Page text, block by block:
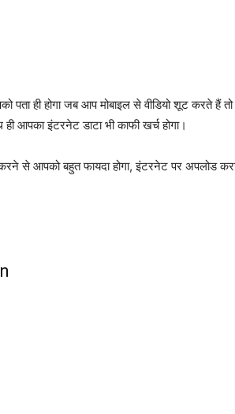
ही होगा जब आप मोबाइल से वीडियो शूट करते हैं
आपका इंटरनेट डाटा भी काफी खर्च होगा।
करने से आपको बहुत फायदा होगा, इंटरनेट पर